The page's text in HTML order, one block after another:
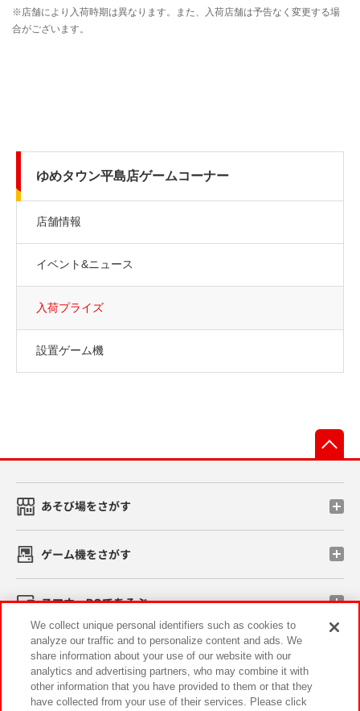
ゆめタウン平島店ゲームコーナー
店舗情報
イベント&ニュース
入荷プライズ
設置ゲーム機
あそび場をさがす
ゲーム機をさがす
スマホ・PCであそぶ
イベント・キャンペーン
We collect unique personal identifiers such as cookies to
analyze our traffic and to personalize content and ads. We
share information about your use of our website with our
analytics and advertising partners, who may combine it with
other information that you have provided to them or that they
have collected from your use of their services. Please click